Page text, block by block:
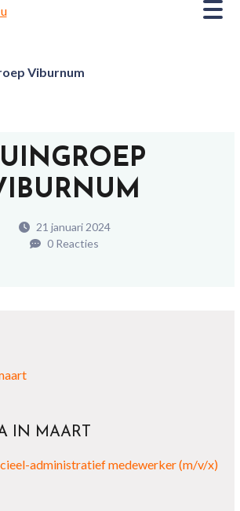
Viburnum
21 januari 2024
0 Reacties
IN MAART